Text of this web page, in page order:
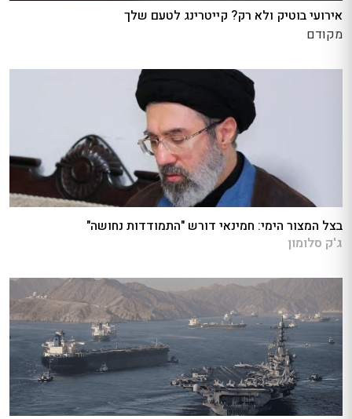
אירועי בוטיק ולא רק? קייטרינג לטעם שלך
מקודם
בצל המצור הימי: חמינאי דורש "התמודדות נחושה"
ג'ק סלומון